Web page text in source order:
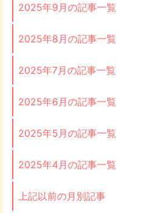
2025年9月の記事一覧
2025年8月の記事一覧
2025年7月の記事一覧
2025年6月の記事一覧
2025年5月の記事一覧
2025年4月の記事一覧
上記以前の月別記事